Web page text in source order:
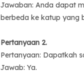
Jawaban: Anda dapat
berbeda ke katup yang
Pertanyaan 2.
Pertanyaan: Dapatkah
Jawab: Ya.